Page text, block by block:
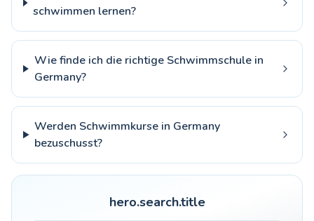
schwimmen lernen?
Wie finde ich die richtige Schwimmschule in
Germany?
Werden Schwimmkurse in Germany
bezuschusst?
hero.search.title